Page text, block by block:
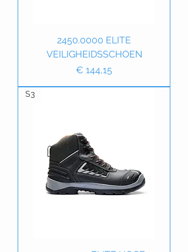
2450.0000 ELITE
VEILIGHEIDSSCHOEN
Prijs
€ 144,15
S3